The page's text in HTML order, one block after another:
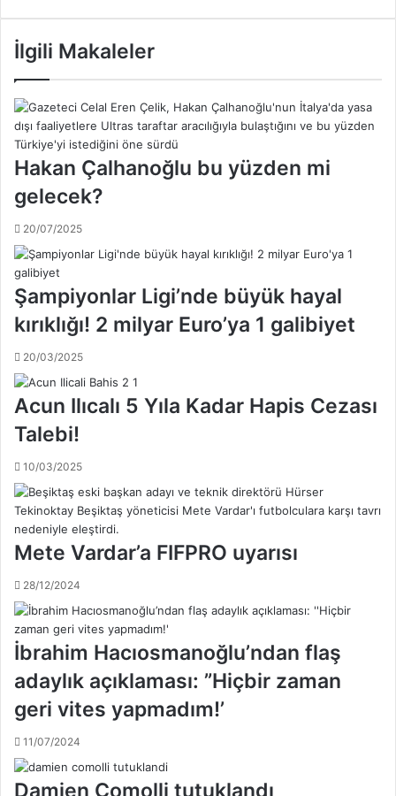
i
z
m
B
a
k
n
ı
E
r
t
u
ğ
r
u
G
ü
n
a
y
d
a
n
B
e
ş
i
k
t
a
ş
l
l
r
'
a
Ş
e
'
d
e
n
ü
p
r
F
i
n
a
l
ö
n
c
e
s
i
,
t
a
r
a
t
a
r
l
r
a
,
r
a
İlgili Makaleler
Hakan Çalhanoğlu bu yüzden mi
gelecek?
20/07/2025
Şampiyonlar Ligi’nde büyük hayal
kırıklığı! 2 milyar Euro’ya 1 galibiyet
20/03/2025
Acun Ilıcalı 5 Yıla Kadar Hapis Cezası
Talebi!
10/03/2025
Mete Vardar’a FIFPRO uyarısı
28/12/2024
İbrahim Hacıosmanoğlu’ndan flaş
adaylık açıklaması: ”Hiçbir zaman
geri vites yapmadım!’
11/07/2024
Damien Comolli tutuklandı